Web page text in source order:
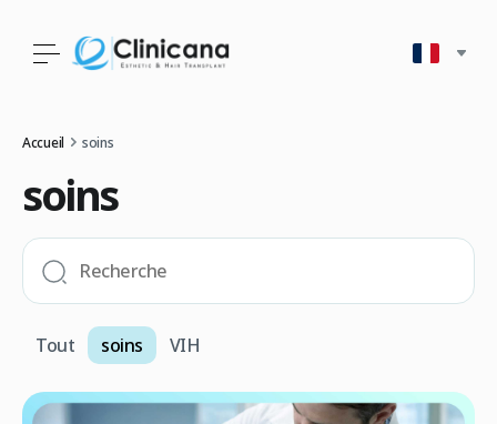
Accueil soins
soins
Tout soins VIH